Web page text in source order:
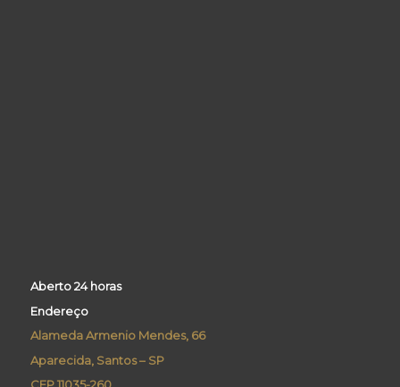
Aberto 24 horas
Endereço
Alameda Armenio Mendes, 66
Aparecida, Santos – SP